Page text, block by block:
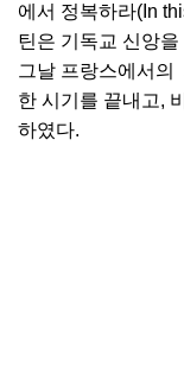
에서 정복하라(In
틴은 기독교 신앙
그날 프랑스에서의
한 시기를 끝내고,
하였다.